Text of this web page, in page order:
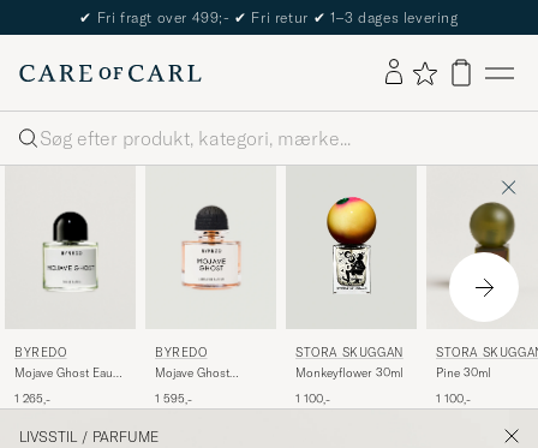
✔ Fri fragt over 499;- ✔ Fri retur ✔ 1–3 dages levering
Søg
BYREDO
Mojave Ghost Eau
1 265,-
BYREDO
Mojave Ghost
50ml
1 595,-
STORA SKUGGAN
Monkeyflower 30ml
1 100,-
STORA
Pine 30ml
1 100,-
LIVSSTIL / PARFUME